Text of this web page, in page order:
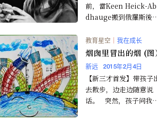
前，當Keen Heick-
dhauge搬到俄羅斯後
會被...
教育星空 ｜ 我在成长
烟囱里冒出的烟 (图
新远 2015年2月4日
【新三才首发】带孩子
去散步，边走边随意说
话。 突然，孩子问我